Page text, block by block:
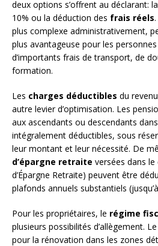
deux options s’offrent au déclarant:
10% ou la déduction des frais réels
plus complexe administrativement,
plus avantageuse pour les
d’importants frais de transport, de
formation.
Les charges déductibles du
autre levier d’optimisation. Les
aux ascendants ou descendants
intégralement déductibles, sous
leur montant et leur nécessité. De
d’épargne retraite versées dans le
d’Épargne Retraite) peuvent être
plafonds annuels substantiels
Pour les propriétaires, le régime
plusieurs possibilités d’allègement.
pour la rénovation dans les zones